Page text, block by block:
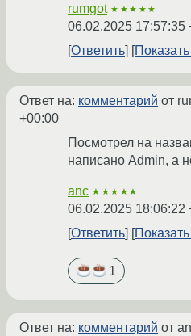
rumgot ★★★★★
06.02.2025 17:57:35
Ответить
Показать
Ответ на: комментарий от
+00:00
Посмотрел на
написано Admin, а
anc ★★★★★
06.02.2025 18:06:22
Ответить
1
Ответ на: комментарий от